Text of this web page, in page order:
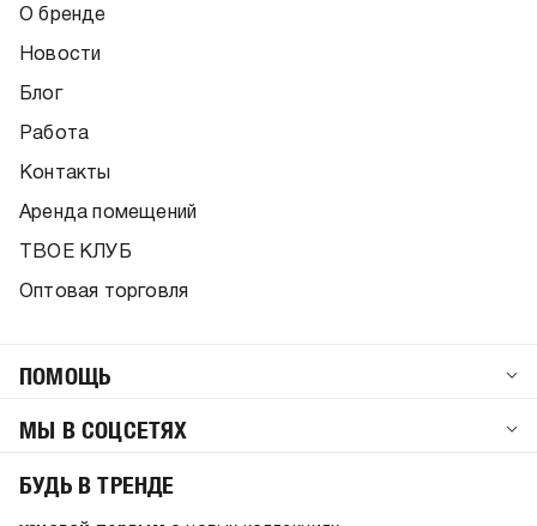
О бренде
Новости
Блог
Работа
Контакты
Аренда помещений
ТВОЕ КЛУБ
Оптовая торговля
ПОМОЩЬ
МЫ В СОЦСЕТЯХ
БУДЬ В ТРЕНДЕ